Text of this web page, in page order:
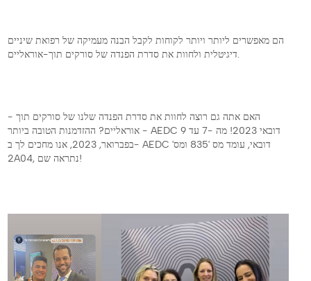
הם מאפשרים ליותר ויותר לקוחות לקבל הבנה מעמיקה של רפואת שיניים
האם אתה גם רוצה לחוות את סדרת הפנדה שלנו של סורקים תוך -
אוראליים? ההזדמנות הטובה ביותר - AEDC דובאי 2023! מה -7 עד 9
בפברואר, 2023, אנו מחכים לך ב- AEDC דובאי, עומד מס '835 ומס'
2A04, נתראה שם!